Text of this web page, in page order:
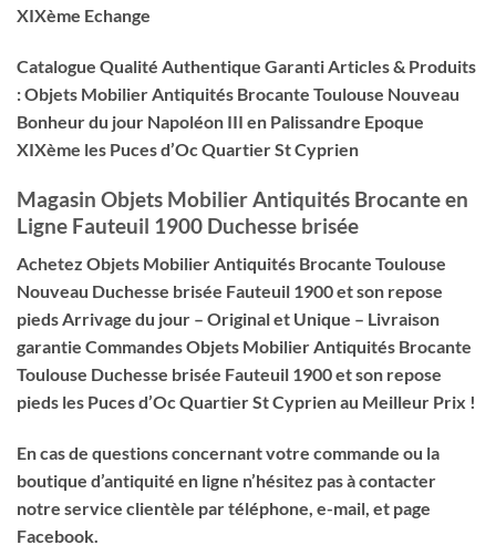
XIXème Echange
Catalogue Qualité Authentique Garanti Articles & Produits
: Objets Mobilier Antiquités Brocante Toulouse Nouveau
Bonheur du jour Napoléon III en Palissandre Epoque
XIXème les Puces d’Oc Quartier St Cyprien
Magasin Objets Mobilier Antiquités Brocante en
Ligne Fauteuil 1900 Duchesse brisée
Achetez Objets Mobilier Antiquités Brocante Toulouse
Nouveau Duchesse brisée Fauteuil 1900 et son repose
piedsArrivage du jour – Original et Unique – Livraison
garantie Commandes Objets Mobilier Antiquités Brocante
Toulouse Duchesse brisée Fauteuil 1900 et son repose
pieds les Puces d’Oc Quartier St Cyprien au Meilleur Prix !
En cas de questions concernant votre commande ou la
boutique d’antiquité en ligne n’hésitez pas à contacter
notre service clientèle par téléphone, e-mail, et page
Facebook.